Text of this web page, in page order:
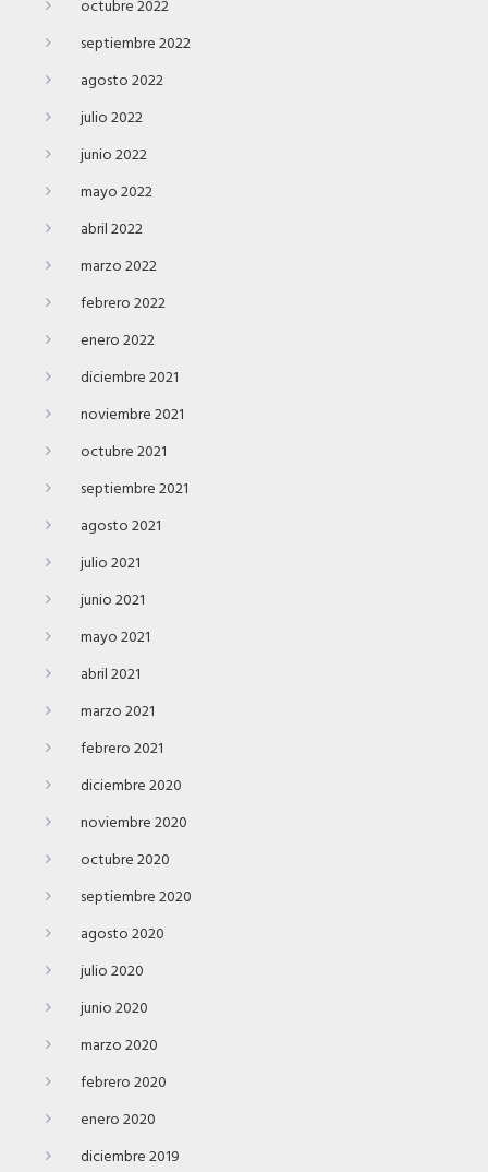
octubre 2022
septiembre 2022
agosto 2022
julio 2022
junio 2022
mayo 2022
abril 2022
marzo 2022
febrero 2022
enero 2022
diciembre 2021
noviembre 2021
octubre 2021
septiembre 2021
agosto 2021
julio 2021
junio 2021
mayo 2021
abril 2021
marzo 2021
febrero 2021
diciembre 2020
noviembre 2020
octubre 2020
septiembre 2020
agosto 2020
julio 2020
junio 2020
marzo 2020
febrero 2020
enero 2020
diciembre 2019